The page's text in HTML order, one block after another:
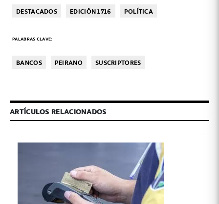
DESTACADOS EDICIÓN 1716 POLÍTICA
PALABRAS CLAVE:
BANCOS PEIRANO SUSCRIPTORES
ARTÍCULOS RELACIONADOS